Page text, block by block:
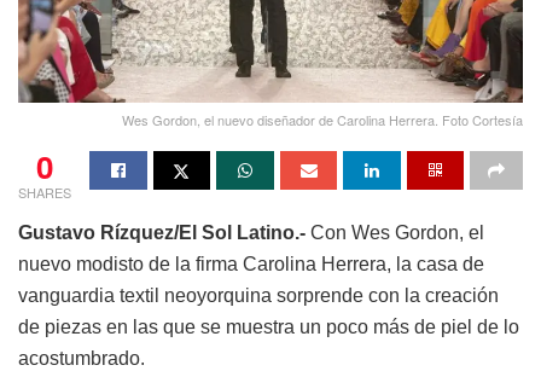
Wes Gordon, el nuevo diseñador de Carolina Herrera. Foto Cortesía
0
SHARES
Gustavo Rízquez/El Sol Latino.- Con Wes Gordon, el
nuevo modisto de la firma Carolina Herrera, la casa de
vanguardia textil neoyorquina sorprende con la creación
de piezas en las que se muestra un poco más de piel de lo
acostumbrado.